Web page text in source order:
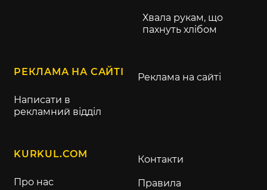
Хвала рукам, що
пахнуть хлібом
РЕКЛАМА НА САЙТІ
Написати в
рекламний відділ
Реклама на сайті
KURKUL.COM
Про нас
Контакти
Правила